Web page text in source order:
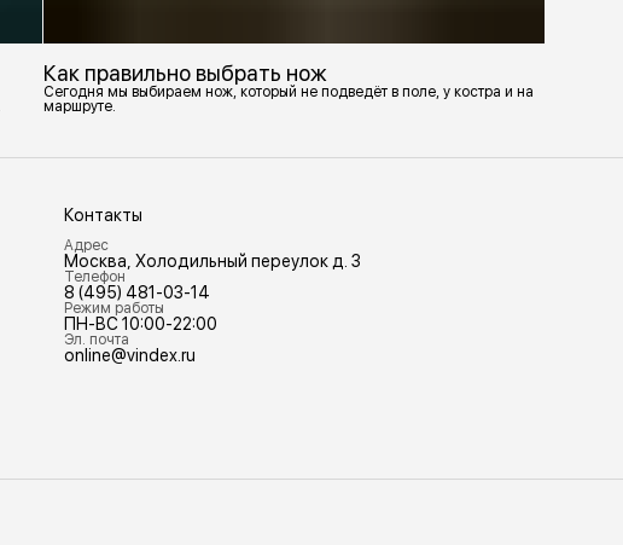
Как правильно выбрать нож
Сегодня мы выбираем нож, который не подведёт в поле, у костра и на
маршруте.
Контакты
Адрес
Москва, Холодильный переулок д. 3
Телефон
8 (495) 481-03-14
Режим работы
ПН-ВС 10:00-22:00
Эл. почта
online@vindex.ru